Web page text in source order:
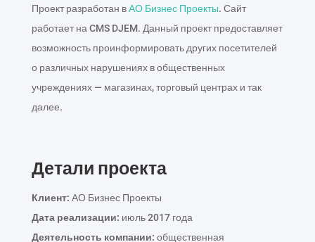
Проект разработан вАО Бизнес Проекты. Сайт
работает на CMS DJEM. Данный проект предоставляет
возможность проинформировать других посетителей
о различных нарушениях в общественных
учреждениях — магазинах, торговый центрах и так
далее.
Детали проекта
Клиент: АО Бизнес Проекты
Дата реализации: июль 2017 года
Деятельность компании: общественная